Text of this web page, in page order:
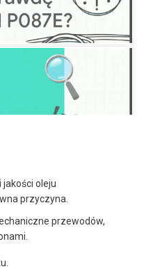
oleju
przyczyna.
przewodów,